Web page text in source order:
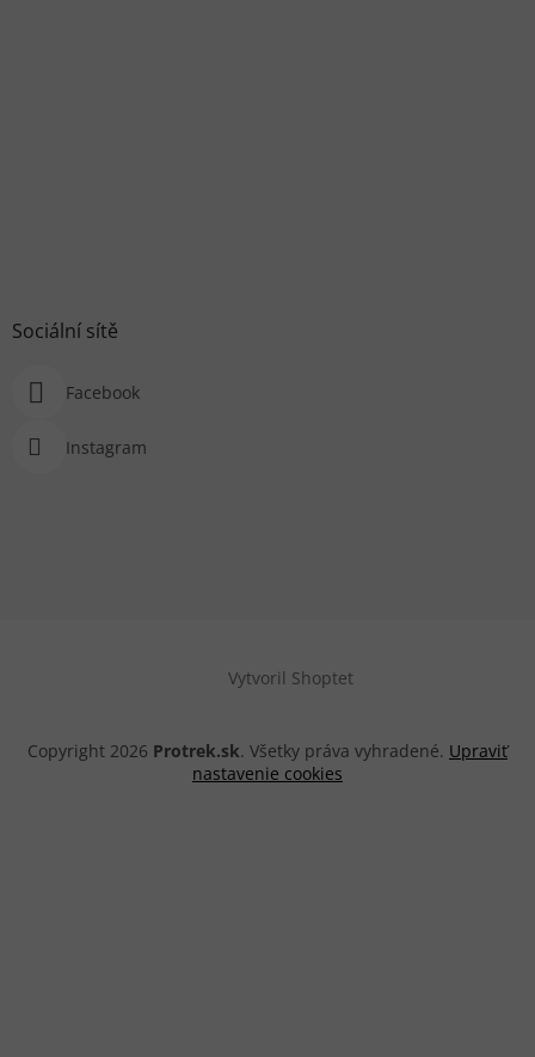
Sociální sítě
Facebook
Instagram
Vytvoril Shoptet
Copyright 2026 Protrek.sk. Všetky práva vyhradené. Upraviť
nastavenie cookies